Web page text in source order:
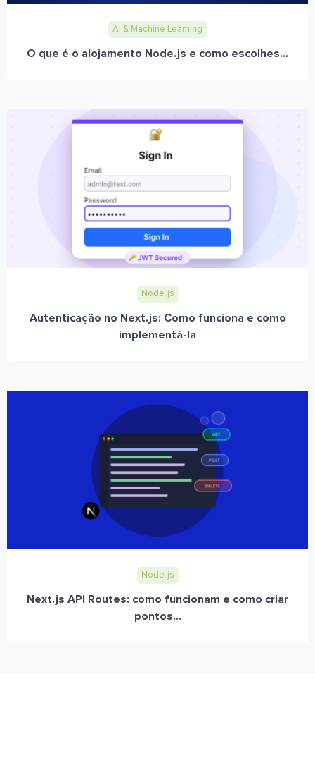
AI & Machine Learning
O que é o alojamento Node.js e como escolhes...
Node.js
Autenticação no Next.js: Como funciona e como
implementá-la
Node.js
Next.js API Routes: como funcionam e como criar
pontos...